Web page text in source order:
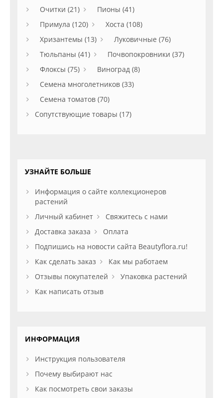
Очитки (21)
Пионы (41)
Примула (120)
Хоста (108)
Хризантемы (13)
Луковичные (76)
Тюльпаны (41)
Почвопокровники (37)
Флоксы (75)
Виноград (8)
Семена многолетников (33)
Семена томатов (70)
Сопутствующие товары (17)
УЗНАЙТЕ БОЛЬШЕ
Информация о сайте коллекционеров
растений
Личный кабинет
Свяжитесь с нами
Доставка заказа
Оплата
Подпишись на новости сайта Beautyflora.ru!
Как сделать заказ
Как мы работаем
Отзывы покупателей
Упаковка растений
Как написать отзыв
ИНФОРМАЦИЯ
Инструкция пользователя
Почему выбирают нас
Как посмотреть свои заказы